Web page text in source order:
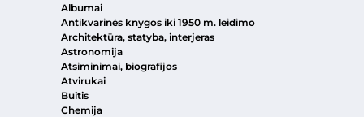
Albumai
Antikvarinės knygos iki 1950 m. leidimo
Architektūra, statyba, interjeras
Astronomija
Atsiminimai, biografijos
Atvirukai
Buitis
Chemija